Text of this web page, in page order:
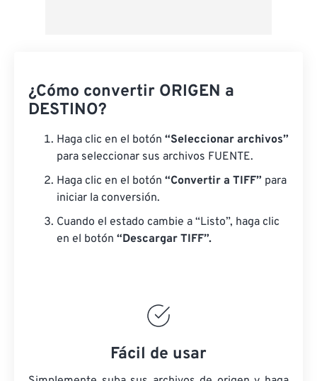
¿Cómo convertir ORIGEN a
DESTINO?
Haga clic en el botón “Seleccionar archivos”
para seleccionar sus archivos FUENTE.
Haga clic en el botón “Convertir a TIFF” para
iniciar la conversión.
Cuando el estado cambie a “Listo”, haga clic
en el botón “Descargar TIFF”.
Fácil de usar